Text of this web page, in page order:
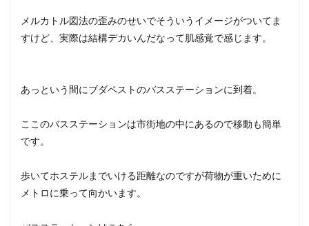
メルカトル図法の歪みのせいでそういうイメージがついてま
すけど、実際は結構デカいんだなって肌感覚で感じます。
あっという間にブダペストのバスステーションに到着。
ここのバスステーションは市街地の中にあるので移動も簡単
です。
歩いてホステルまでいける距離なのですが荷物が重いために
メトロに乗って向かいます。